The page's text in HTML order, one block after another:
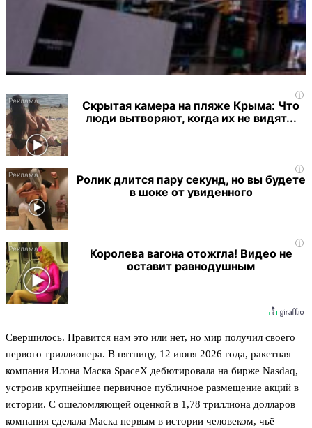
i
Скрытая камера на пляже Крыма: Что
люди вытворяют, когда их не видят...
i
Ролик длится пару секунд, но вы будете
в шоке от увиденного
i
Королева вагона отожгла! Видео не
оставит равнодушным
Свершилось. Нравится нам это или нет, но мир получил своего
первого триллионера. В пятницу, 12 июня 2026 года, ракетная
компания Илона Маска SpaceX дебютировала на бирже Nasdaq,
устроив крупнейшее первичное публичное размещение акций в
истории. С ошеломляющей оценкой в 1,78 триллиона долларов
компания сделала Маска первым в истории человеком, чьё